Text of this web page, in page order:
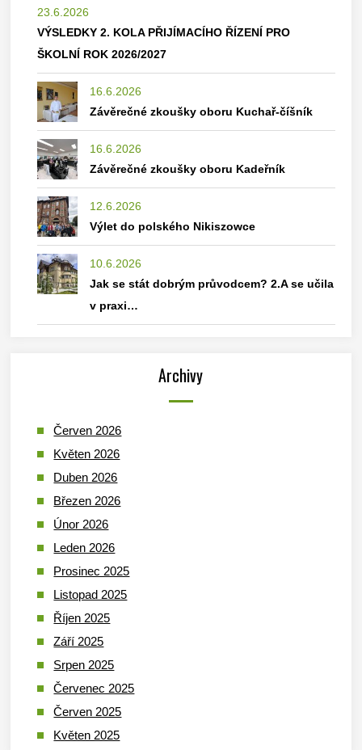
23.6.2026
VÝSLEDKY 2. KOLA PŘIJÍMACÍHO ŘÍZENÍ PRO
ŠKOLNÍ ROK 2026/2027
16.6.2026
Závěrečné zkoušky oboru Kuchař-číšník
16.6.2026
Závěrečné zkoušky oboru Kadeřník
12.6.2026
Výlet do polského Nikiszowce
10.6.2026
Jak se stát dobrým průvodcem? 2.A se učila
v praxi…
Archivy
Červen 2026
Květen 2026
Duben 2026
Březen 2026
Únor 2026
Leden 2026
Prosinec 2025
Listopad 2025
Říjen 2025
Září 2025
Srpen 2025
Červenec 2025
Červen 2025
Květen 2025